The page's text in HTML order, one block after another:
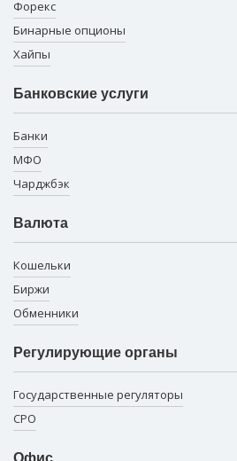
Форекс
Бинарные опционы
Хайпы
Банковские услуги
Банки
МФО
Чарджбэк
Валюта
Кошельки
Биржи
Обменники
Регулирующие органы
Государственные регуляторы
СРО
Офис